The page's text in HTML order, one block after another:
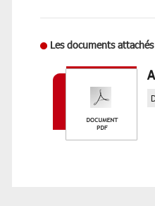
Les documents attachés